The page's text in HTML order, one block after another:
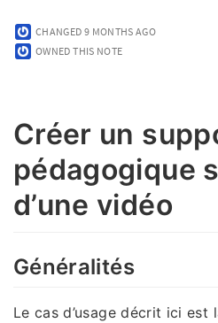
CHANGED 9 MONTHS AGO
OWNED THIS NOTE
Créer un
pédagogique
d’une vidéo
Généralités
Le cas d’usage décrit ici est